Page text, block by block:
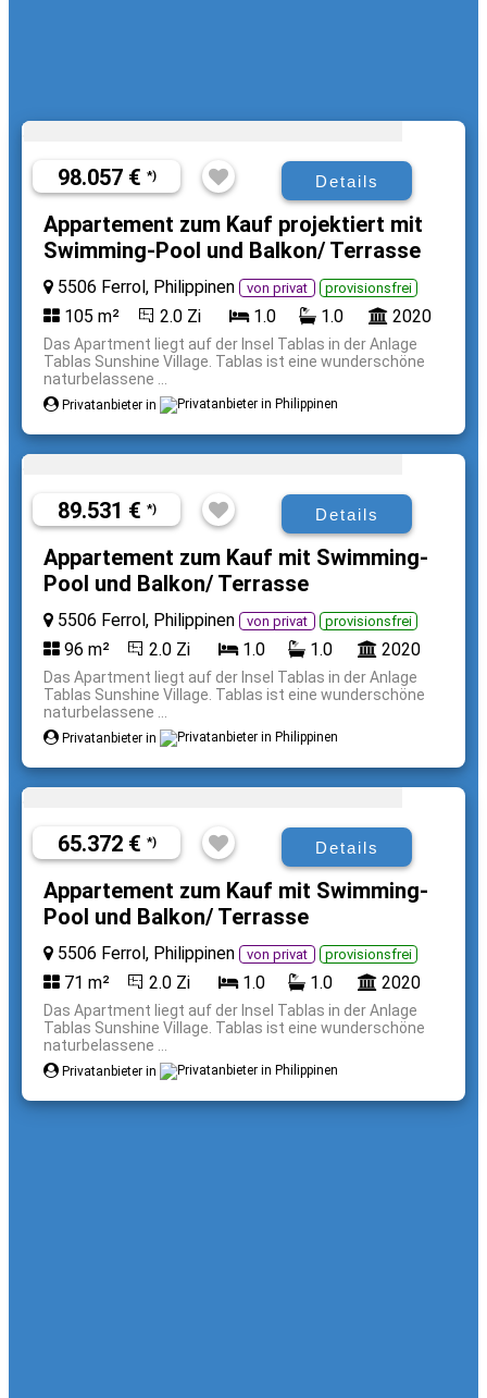
98.057 € *) Details
Appartement zum Kauf projektiert mit
Swimming-Pool und Balkon/ Terrasse
5506 Ferrol, Philippinen von privat provisionsfrei
105 m² 2.0 Zi 1.0 1.0 2020
Das Apartment liegt auf der Insel Tablas in der Anlage
Tablas Sunshine Village. Tablas ist eine wunderschöne
naturbelassene ...
Privatanbieter in
89.531 € *) Details
Appartement zum Kauf mit Swimming-
Pool und Balkon/ Terrasse
5506 Ferrol, Philippinen von privat provisionsfrei
96 m² 2.0 Zi 1.0 1.0 2020
Das Apartment liegt auf der Insel Tablas in der Anlage
Tablas Sunshine Village. Tablas ist eine wunderschöne
naturbelassene ...
Privatanbieter in
65.372 € *) Details
Appartement zum Kauf mit Swimming-
Pool und Balkon/ Terrasse
5506 Ferrol, Philippinen von privat provisionsfrei
71 m² 2.0 Zi 1.0 1.0 2020
Das Apartment liegt auf der Insel Tablas in der Anlage
Tablas Sunshine Village. Tablas ist eine wunderschöne
naturbelassene ...
Privatanbieter in